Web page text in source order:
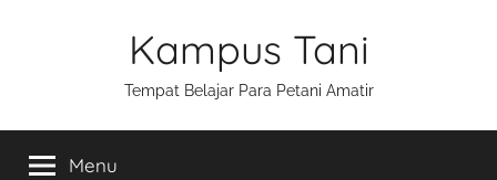
Kampus Tani
Tempat Belajar Para Petani Amatir
Menu